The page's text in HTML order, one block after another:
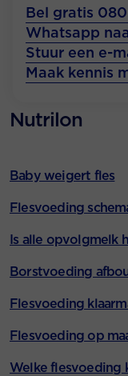
Bel gratis
Whatsapp
Stuur een e-
Maak kennis
Nutrilon
Baby weigert fles
Flesvoeding
Is alle opvolgmelk
Borstvoeding
Flesvoeding
Flesvoeding op
Welke flesvoeding